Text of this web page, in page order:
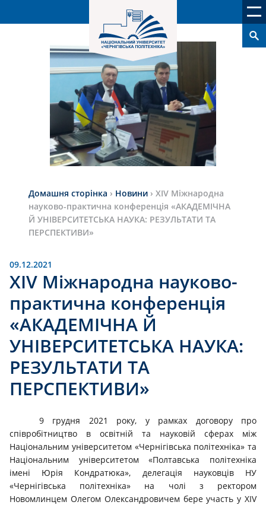
Домашня сторінка › Новини › ХІV Міжнародна
науково-практична конференція «АКАДЕМІЧНА
Й УНІВЕРСИТЕТСЬКА НАУКА: РЕЗУЛЬТАТИ ТА
ПЕРСПЕКТИВИ»
09.12.2021
ХІV Міжнародна науково-
практична конференція
«АКАДЕМІЧНА Й
УНІВЕРСИТЕТСЬКА НАУКА:
РЕЗУЛЬТАТИ ТА
ПЕРСПЕКТИВИ»
9 грудня 2021 року, у рамках договору про
співробітництво в освітній та науковій сферах між
Національним університетом «Чернігівська політехніка» та
Національним університетом «Полтавська політехніка
імені Юрія Кондратюка», делегація науковців НУ
«Чернігівська політехніка» на чолі з ректором
Новомлинцем Олегом Олександровичем бере участь у ХІV